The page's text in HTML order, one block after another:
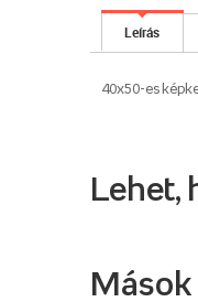
Leírás
40x50-es
Lehet,
Mások